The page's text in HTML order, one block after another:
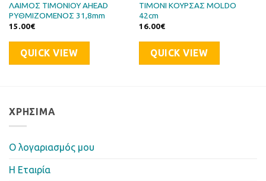
ΛΑΙΜΟΣ ΤΙΜΟΝΙΟΥ AHEAD
ΡΥΘΜΙΖΟΜΕΝΟΣ 31,8mm
15.00€
QUICK VIEW
ΤΙΜΟΝΙ ΚΟΥΡΣΑΣ MOLDO
42cm
16.00€
QUICK VIEW
ΧΡΉΣΙΜΑ
Ο λογαριασμός μου
Η Eταιρία